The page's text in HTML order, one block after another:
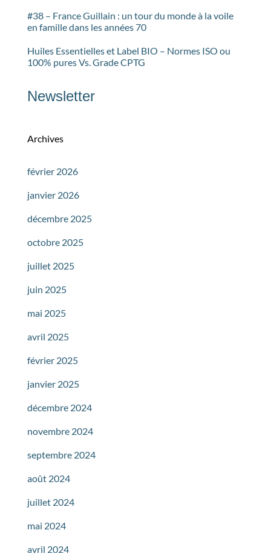
#38 – France Guillain : un tour du monde à la voile
en famille dans les années 70
Huiles Essentielles et Label BIO – Normes ISO ou
100% pures Vs. Grade CPTG
Newsletter
Archives
février 2026
janvier 2026
décembre 2025
octobre 2025
juillet 2025
juin 2025
mai 2025
avril 2025
février 2025
janvier 2025
décembre 2024
novembre 2024
septembre 2024
août 2024
juillet 2024
mai 2024
avril 2024